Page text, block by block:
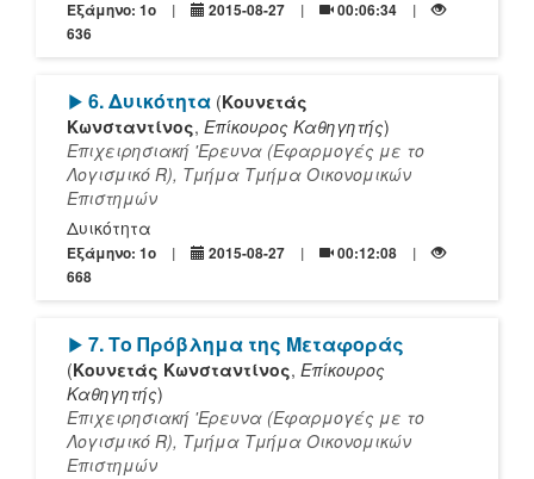
Εξάμηνο: 1o 2015-08-27
00:06:34
636
[Play]
6. Δυικότητα (Κουνετάς
Κωνσταντίνος, Επίκουρος Καθηγητής)
Επιχειρησιακή 'Ερευνα (Εφαρμογές με το
Λογισμικό R), Τμήμα Τμήμα Οικονομικών
Επιστημών
Δυικότητα
Εξάμηνο: 1o 2015-08-27
00:12:08
668
[Play]
7. Το Πρόβλημα της Μεταφοράς
(Κουνετάς Κωνσταντίνος, Επίκουρος
Καθηγητής)
Επιχειρησιακή 'Ερευνα (Εφαρμογές με το
Λογισμικό R), Τμήμα Τμήμα Οικονομικών
Επιστημών